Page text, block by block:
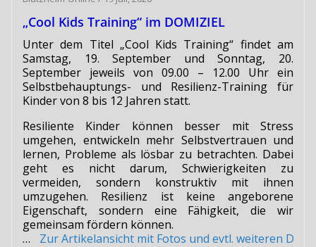
„Cool Kids Training“ im DOMIZIEL
Unter dem Titel „Cool Kids Training“ findet am
Samstag, 19. September und Sonntag, 20.
September jeweils von 09.00 – 12.00 Uhr ein
Selbstbehauptungs- und Resilienz-Training für
Kinder von 8 bis 12 Jahren statt.
Resiliente Kinder können besser mit Stress
umgehen, entwickeln mehr Selbstvertrauen und
lernen, Probleme als lösbar zu betrachten. Dabei
geht es nicht darum, Schwierigkeiten zu
vermeiden, sondern konstruktiv mit ihnen
umzugehen. Resilienz ist keine angeborene
Eigenschaft, sondern eine Fähigkeit, die wir
gemeinsam fördern können.
…Zur Artikelansicht mit Fotos und evtl. weiteren